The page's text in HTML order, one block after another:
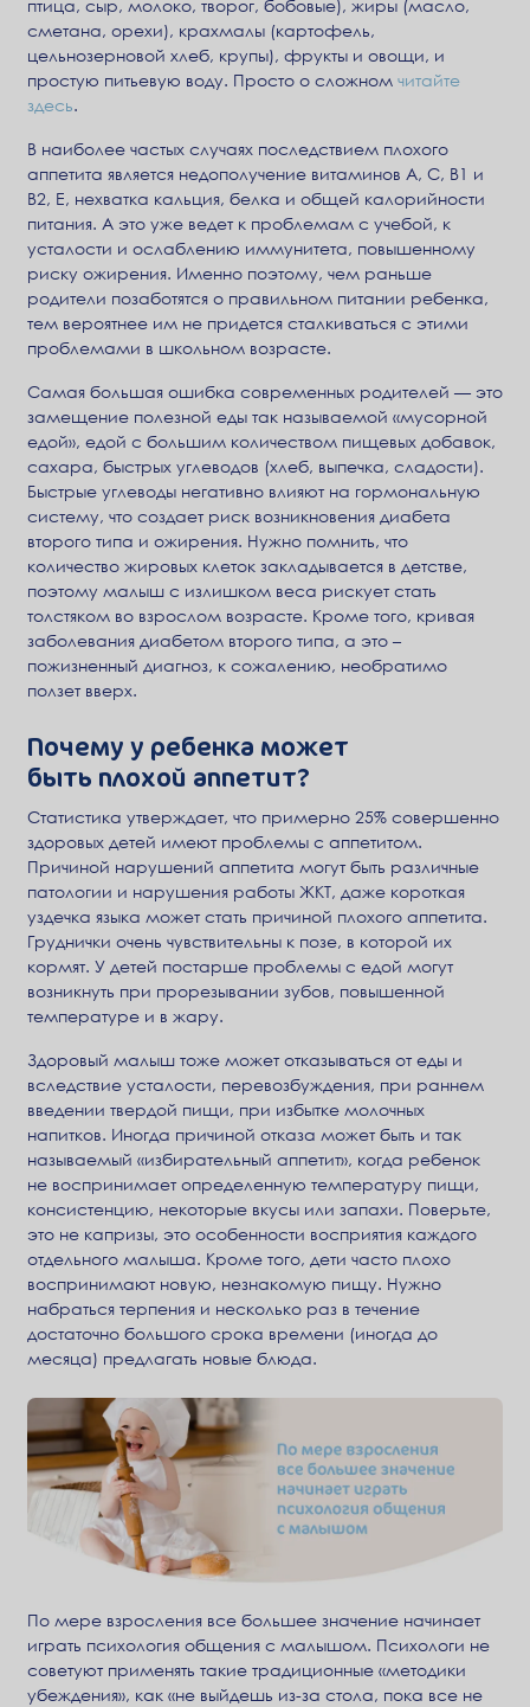
птица, сыр, молоко, творог, бобовые), жиры (масло,
сметана, орехи), крахмалы (картофель,
цельнозерновой хлеб, крупы), фрукты и овощи, и
простую питьевую воду. Просто о сложном читайте
здесь.
В наиболее частых случаях последствием плохого
аппетита является недополучение витаминов А, С, В1 и
В2, Е, нехватка кальция, белка и общей калорийности
питания. А это уже ведет к проблемам с учебой, к
усталости и ослаблению иммунитета, повышенному
риску ожирения. Именно поэтому, чем раньше
родители позаботятся о правильном питании ребенка,
тем вероятнее им не придется сталкиваться с этими
проблемами в школьном возрасте.
Самая большая ошибка современных родителей — это
замещение полезной еды так называемой «мусорной
едой», едой с большим количеством пищевых добавок,
сахара, быстрых углеводов (хлеб, выпечка, сладости).
Быстрые углеводы негативно влияют на гормональную
систему, что создает риск возникновения диабета
второго типа и ожирения. Нужно помнить, что
количество жировых клеток закладывается в детстве,
поэтому малыш с излишком веса рискует стать
толстяком во взрослом возрасте. Кроме того, кривая
заболевания диабетом второго типа, а это –
пожизненный диагноз, к сожалению, необратимо
ползет вверх.
Почему у ребенка может
быть плохой аппетит?
Статистика утверждает, что примерно 25% совершенно
здоровых детей имеют проблемы с аппетитом.
Причиной нарушений аппетита могут быть различные
патологии и нарушения работы ЖКТ, даже короткая
уздечка языка может стать причиной плохого аппетита.
Груднички очень чувствительны к позе, в которой их
кормят. У детей постарше проблемы с едой могут
возникнуть при прорезывании зубов, повышенной
температуре и в жару.
Здоровый малыш тоже может отказываться от еды и
вследствие усталости, перевозбуждения, при раннем
введении твердой пищи, при избытке молочных
напитков. Иногда причиной отказа может быть и так
называемый «избирательный аппетит», когда ребенок
не воспринимает определенную температуру пищи,
консистенцию, некоторые вкусы или запахи. Поверьте,
это не капризы, это особенности восприятия каждого
отдельного малыша. Кроме того, дети часто плохо
воспринимают новую, незнакомую пищу. Нужно
набраться терпения и несколько раз в течение
достаточно большого срока времени (иногда до
месяца) предлагать новые блюда.
По мере взросления все большее значение начинает
играть психология общения с малышом. Психологи не
советуют применять такие традиционные «методики
убеждения», как «не выйдешь из-за стола, пока все не